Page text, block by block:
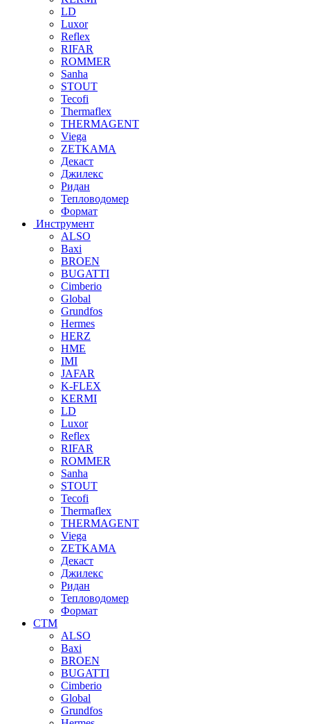
LD
Luxor
Reflex
RIFAR
ROMMER
Sanha
STOUT
Tecofi
Thermaflex
THERMAGENT
Viega
ZETKAMA
Декаст
Джилекс
Ридан
Тепловодомер
Формат
Инструмент
ALSO
Baxi
BROEN
BUGATTI
Cimberio
Global
Grundfos
Hermes
HERZ
HME
IMI
JAFAR
K-FLEX
KERMI
LD
Luxor
Reflex
RIFAR
ROMMER
Sanha
STOUT
Tecofi
Thermaflex
THERMAGENT
Viega
ZETKAMA
Декаст
Джилекс
Ридан
Тепловодомер
Формат
СТМ
ALSO
Baxi
BROEN
BUGATTI
Cimberio
Global
Grundfos